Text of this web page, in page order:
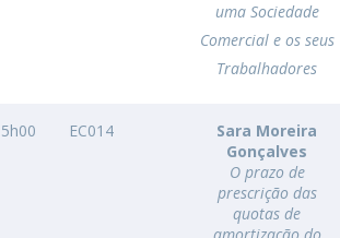
uma Sociedade
Comercial e os seus
Trabalhadores
EC014
Sara Moreira
Gonçalves
O prazo de
prescrição das
quotas de